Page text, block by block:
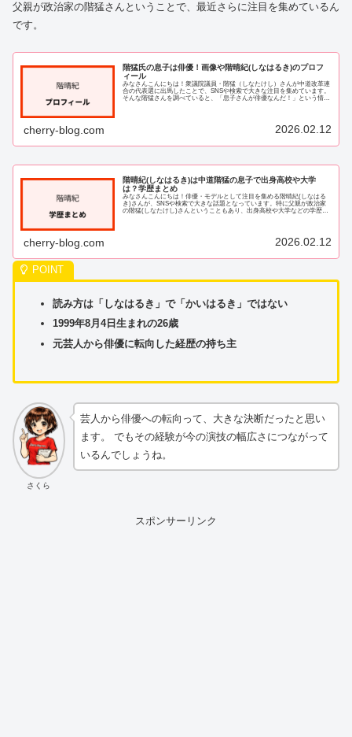
父親が政治家の階猛さんということで、最近さらに注目を集めているん
です。
階猛氏の息子は俳優！画像や階晴紀(しなはるき)のプロフ
ィール
みなさんこんにちは！衆議院議員・階猛（しなたけし）さんが中道改革連
合の代表選に出馬したことで、SNSや検索で大きな注目を集めています。
そんな階猛さんを調べていると、「息子さんが俳優なんだ！」という情報
cherry-blog.com 2026.02.12
階晴紀(しなはるき)は中道階猛の息子で出身高校や大学
は？学歴まとめ
みなさんこんにちは！俳優・モデルとして注目を集める階晴紀(しなはる
き)さんが、SNSや検索で大きな話題となっています。特に父親が政治家
の階猛(しなたけし)さんということもあり、出身高校や大学などの学歴に
cherry-blog.com 2026.02.12
読み方は「しなはるき」で「かいはるき」ではない
1999年8月4日生まれの26歳
元芸人から俳優に転向した経歴の持ち主
さくら
芸人から俳優への転向って、大きな決断だったと思い
ます。 でもその経験が今の演技の幅広さにつながって
いるんでしょうね。
スポンサーリンク